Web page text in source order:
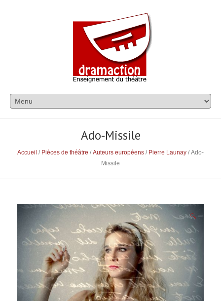
Ado-Missile
Accueil / Pièces de théâtre /Auteurs européens / Pierre Launay / Ado-
Missile
🔍